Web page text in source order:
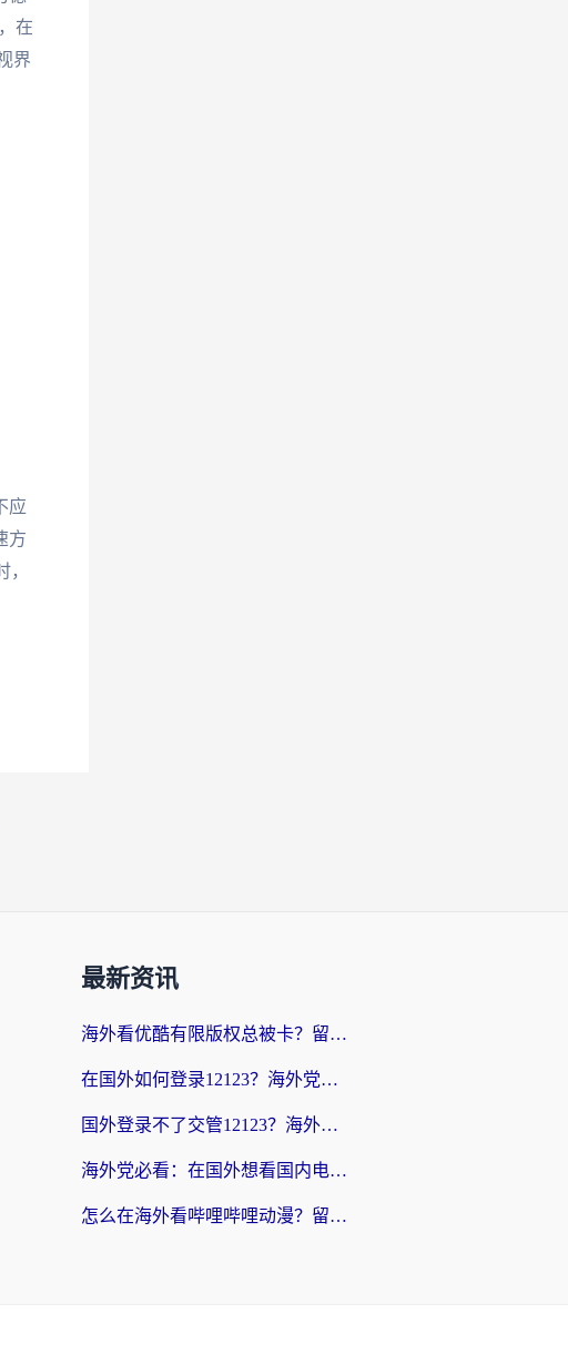
在
界
应
方
最新资讯
海外看优酷有限版权总被卡？留学生亲测有效的回国加速器选择指南
在国外如何登录12123？海外党必备的回国加速实用指南
国外登录不了交管12123？海外华人亲测有效的回国加速器选择指南
海外党必看：在国外想看国内电视剧用什么软件？3步解决地域限制
怎么在海外看哔哩哔哩动漫？留学生亲测有效的回国加速方案